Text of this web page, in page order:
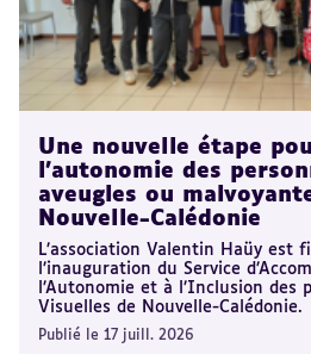
Une nouvelle étape
l’autonomie des
aveugles ou
Nouvelle-Calédonie
L’association Valentin Haüy est
l’inauguration du Service
l’Autonomie et à l’Inclusion des
Visuelles de Nouvelle-Calédonie.
Publié le 17 juill. 2026